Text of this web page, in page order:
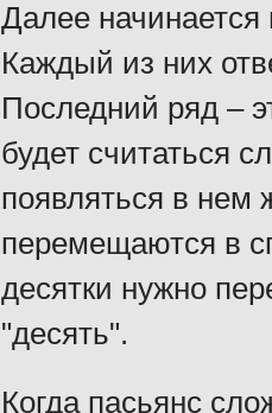
Далее начинается
Каждый из них
Последний ряд –
будет считаться
появляться в
перемещаются в
десятки нужно
"десять".
Когда пасьянс